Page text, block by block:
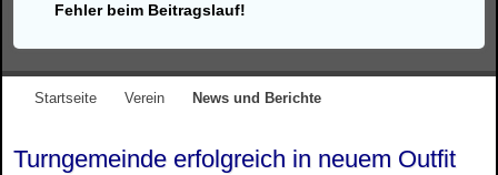
Fehler beim Beitragslauf!
Startseite Verein News und Berichte
Turngemeinde erfolgreich in neuem Outfit